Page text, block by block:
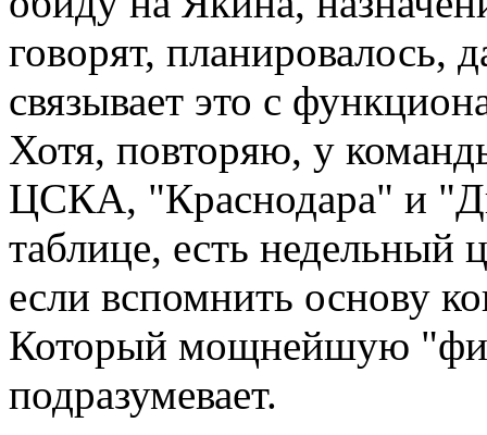
говорят, планировалось,
связывает это с
Хотя, повторяю, у
ЦСКА, "Краснодара" и
таблице, есть недельный
если вспомнить основу
Который мощнейшую
подразумевает.